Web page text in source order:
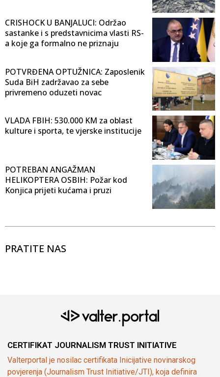
CRISHOCK U BANJALUCI: Održao
sastanke i s predstavnicima vlasti RS-
a koje ga formalno ne priznaju
POTVRĐENA OPTUŽNICA: Zaposlenik
Suda BiH zadržavao za sebe
privremeno oduzeti novac
VLADA FBIH: 530.000 KM za oblast
kulture i sporta, te vjerske institucije
POTREBAN ANGAŽMAN
HELIKOPTERA OSBIH: Požar kod
Konjica prijeti kućama i pruzi
PRATITE NAS
CERTIFIKAT JOURNALISM TRUST INITIATIVE
Valterportal je nosilac certifikata Inicijative novinarskog
povjerenja (Journalism Trust Initiative/JTI), koja definira